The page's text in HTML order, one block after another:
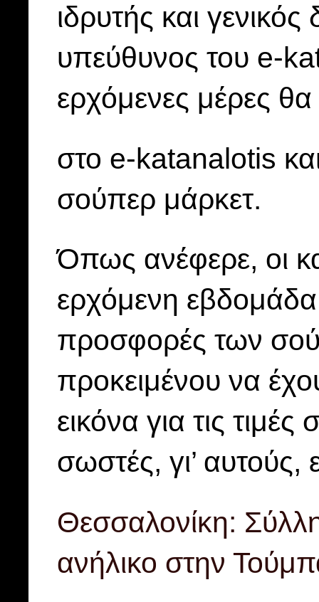
ιδρυτής και
υπεύθυνος του e-
ερχόμενες μέρες
στο e-katanalotis
σούπερ μάρκετ.
Όπως ανέφερε, οι
ερχόμενη εβδομάδα
προσφορές των
προκειμένου να
εικόνα για τις
σωστές, γι’ αυτούς,
Θεσσαλονίκη:
ανήλικο στην